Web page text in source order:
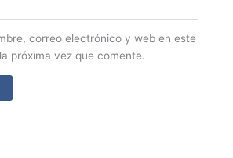
correo electrónico y web en este
próxima vez que comente.